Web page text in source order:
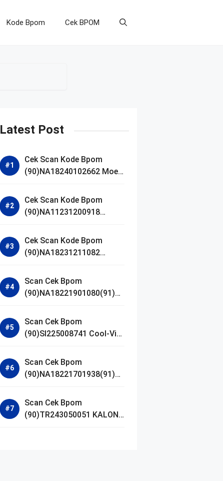
Kode Bpom Cek BPOM
Latest Post
Cek Scan Kode Bpom
(90)NA18240102662 Moell
Skin Everytime Body
Lotion
Cek Scan Kode Bpom
(90)NA11231200918
Gel Cleanser GLAD2GLOW
Cek Scan Kode Bpom
(90)NA18231211082
Facial Wash
Scan Cek Bpom
(90)NA18221901080(91)25
White AHA Body Serum
Scan Cek Bpom
(90)SI225008741 Cool-Vita
Tablets
Scan Cek Bpom
(90)NA18221701938(91)25
Acne Sunscreen
Moisturiser SPF 35
Scan Cek Bpom
(90)TR243050051 KALON